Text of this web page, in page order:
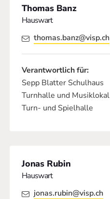
Thomas Banz
Hauswart
thomas.banz@visp.ch
Verantwortlich für:
Sepp Blatter Schulhaus
Turnhalle und Musiklokal
Turn- und Spielhalle
Jonas Rubin
Hauswart
jonas.rubin@visp.ch